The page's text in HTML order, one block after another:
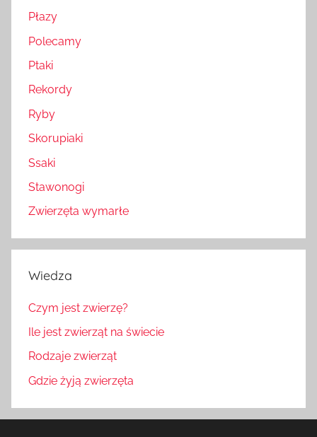
Płazy
Polecamy
Ptaki
Rekordy
Ryby
Skorupiaki
Ssaki
Stawonogi
Zwierzęta wymarłe
Wiedza
Czym jest zwierzę?
Ile jest zwierząt na świecie
Rodzaje zwierząt
Gdzie żyją zwierzęta